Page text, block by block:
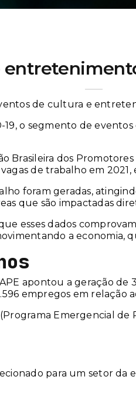
de cultura e
19, o segmento de
dos
de trabalho em
foram geradas,
que são impactadas
esses dados
a economia,
apontou a geração de
empregos em
Emergencial
para um setor